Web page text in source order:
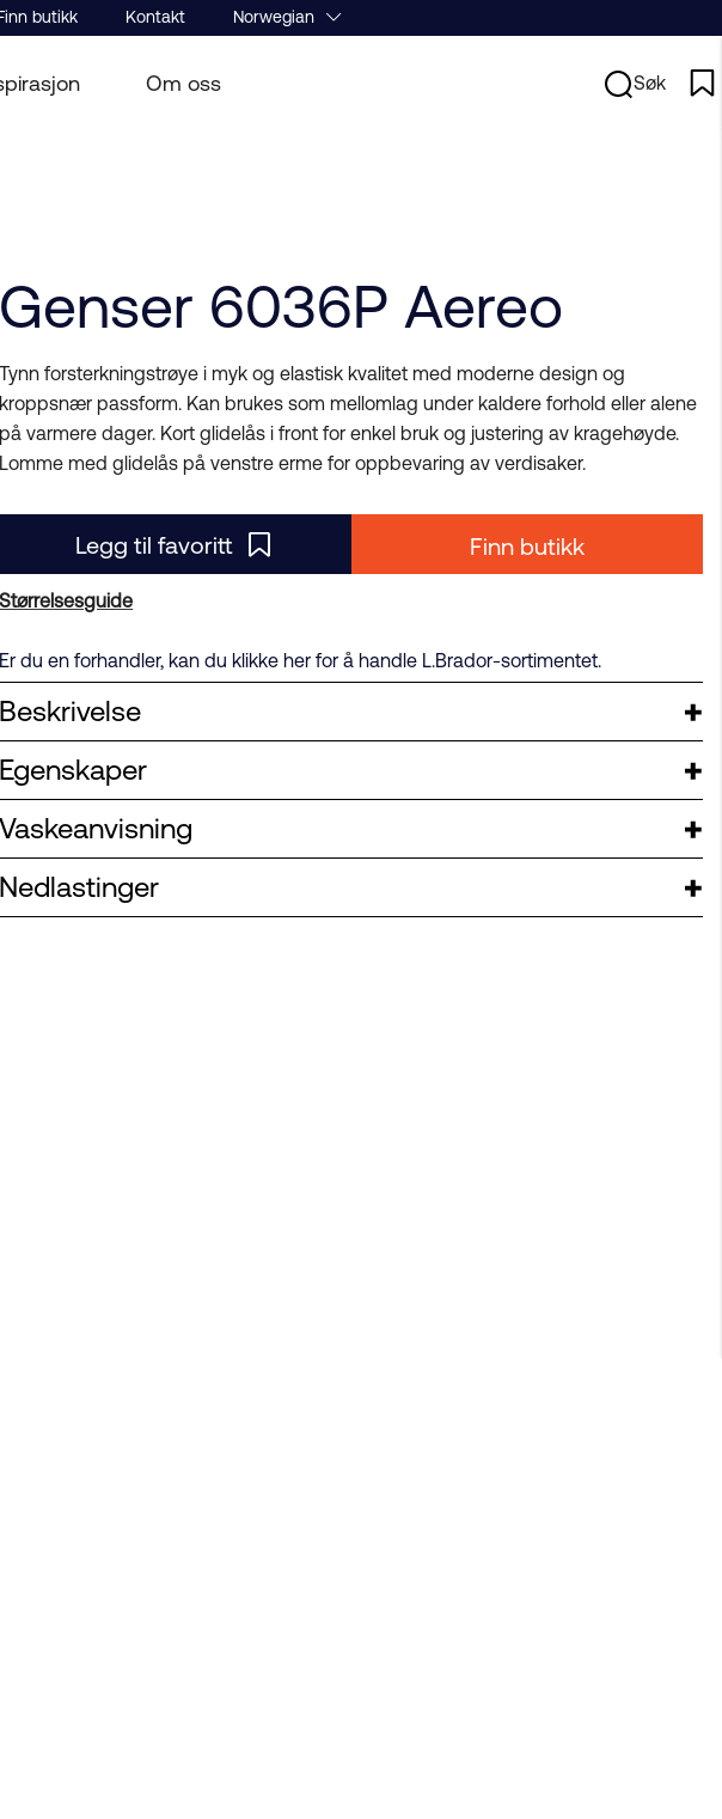
butikk Kontakt Norwegian
Om oss Søk
Genser 6036P Aereo
Tynn forsterkningstrøye i myk og elastisk kvalitet med moderne design og
kroppsnær passform. Kan brukes som mellomlag under kaldere forhold eller alene
på varmere dager. Kort glidelås i front for enkel bruk og justering av kragehøyde.
Lomme med glidelås på venstre erme for oppbevaring av verdisaker.
Legg til favoritt Finn butikk
Størrelsesguide
Er du en forhandler, kan du klikke her for å handle L.Brador-sortimentet.
Beskrivelse
Egenskaper
Vaskeanvisning
Nedlastinger